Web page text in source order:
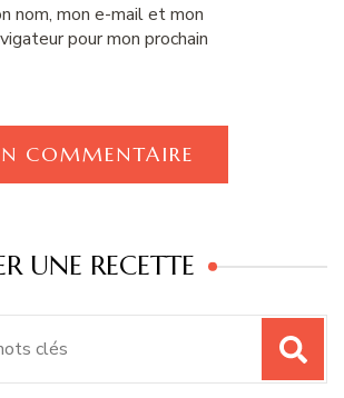
nom, mon e-mail et mon
pour mon prochain
UNE RECETTE